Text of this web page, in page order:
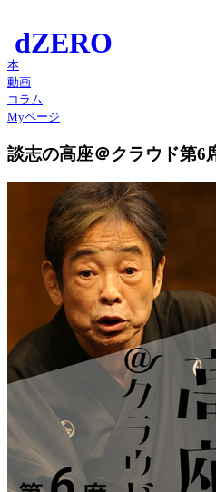
本
動画
コラム
Myページ
談志の高座＠クラウド第6